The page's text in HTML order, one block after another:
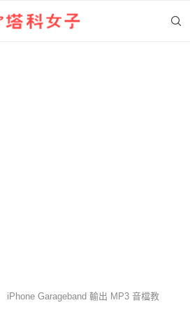
iPhone Garageband 輸出 MP3 音檔教